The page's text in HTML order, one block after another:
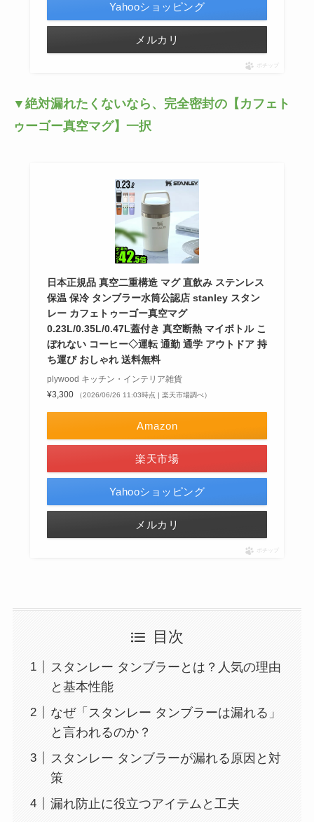
Yahooショッピング
メルカリ
ポチップ
▼絶対漏れたくないなら、完全密封の【カフェト
ゥーゴー真空マグ】一択
日本正規品 真空二重構造 マグ 直飲み ステンレス
保温 保冷 タンブラー水筒公認店 stanley スタン
レー カフェトゥーゴー真空マグ
0.23L/0.35L/0.47L蓋付き 真空断熱 マイボトル こ
ぼれない コーヒー◇運転 通勤 通学 アウトドア 持
ち運び おしゃれ 送料無料
plywood キッチン・インテリア雑貨
¥3,300
（2026/06/26 11:03時点 | 楽天市場調べ）
Amazon
楽天市場
Yahooショッピング
メルカリ
ポチップ
目次
スタンレー タンブラーとは？人気の理由
と基本性能
なぜ「スタンレー タンブラーは漏れる」
と言われるのか？
スタンレー タンブラーが漏れる原因と対
策
漏れ防止に役立つアイテムと工夫